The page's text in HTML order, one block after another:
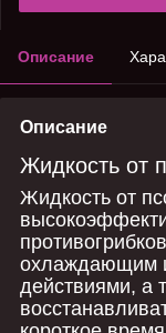
Описание
Описание
Жидкость от
Жидкость от
охлаждающим
действиями, а